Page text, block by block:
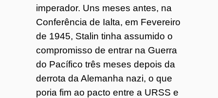
imperador. Uns meses antes, na
Conferência de Ialta, em Fevereiro
de 1945, Stalin tinha assumido o
compromisso de entrar na Guerra
do Pacífico três meses depois da
derrota da Alemanha nazi, o que
poria fim ao pacto entre a URSS e